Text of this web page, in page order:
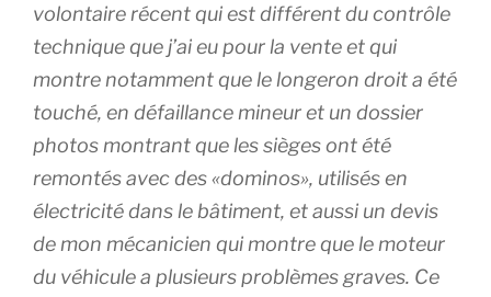
volontaire récent qui est différent du contrôle
technique que j’ai eu pour la vente et qui
montre notamment que le longeron droit a été
touché, en défaillance mineur et un dossier
photos montrant que les sièges ont été
remontés avec des «dominos», utilisés en
électricité dans le bâtiment, et aussi un devis
de mon mécanicien qui montre que le moteur
du véhicule a plusieurs problèmes graves. Ce